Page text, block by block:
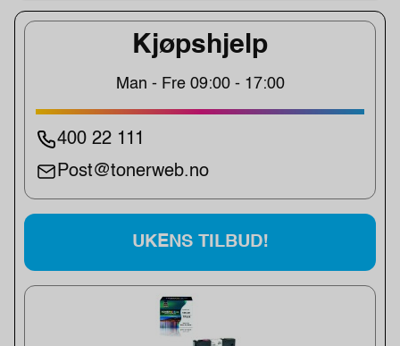
Kjøpshjelp
Man - Fre 09:00 - 17:00
400 22 111
Post@tonerweb.no
UKENS TILBUD!